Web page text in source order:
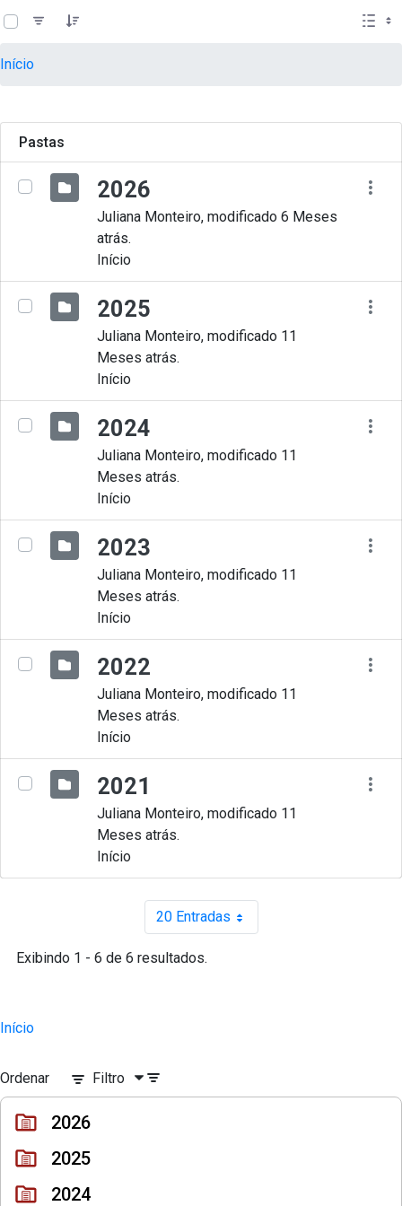
Pular para o Conteúdo principal
teste descricao
Início
Pastas
2026
Juliana Monteiro, modificado 6 Meses
atrás.
Início
2025
Juliana Monteiro, modificado 11
Meses atrás.
Início
2024
Juliana Monteiro, modificado 11
Meses atrás.
Início
2023
Juliana Monteiro, modificado 11
Meses atrás.
Início
2022
Juliana Monteiro, modificado 11
Meses atrás.
Início
2021
Juliana Monteiro, modificado 11
Meses atrás.
Início
20 EntradasPor página
Exibindo 1 - 6 de 6 resultados.
Início
Ordenar Filtro
2026
2025
2024